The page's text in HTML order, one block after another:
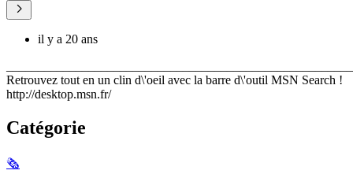
il y a 20 ans
Retrouvez tout en un clin d\'oeil avec la barre d\'outil MSN Search !
http://desktop.msn.fr/
Catégorie
🗞